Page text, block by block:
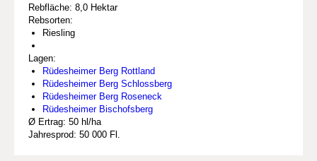
Rebfläche: 8,0 Hektar
Rebsorten:
Riesling
Lagen:
Rüdesheimer Berg Rottland
Rüdesheimer Berg Schlossberg
Rüdesheimer Berg Roseneck
Rüdesheimer Bischofsberg
Ø Ertrag: 50 hl/ha
Jahresprod: 50 000 Fl.